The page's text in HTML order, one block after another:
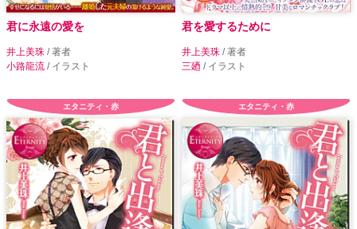
君に永遠の愛を
井上美珠 / 著者
小路龍流 / イラスト
君を愛するために
井上美珠 / 著者
三廼 / イラスト
エタニティ・赤 エタニティ・赤